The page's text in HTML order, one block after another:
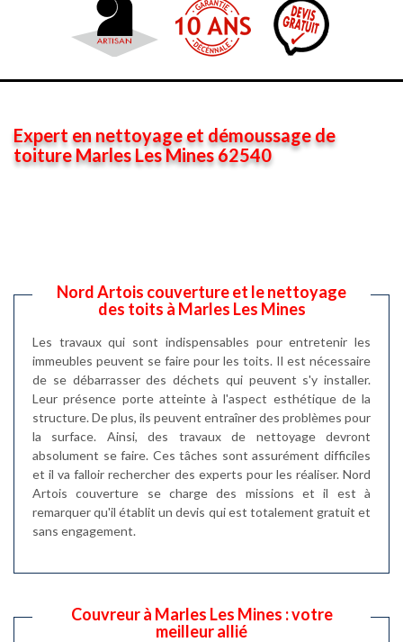
Expert en nettoyage et démoussage de
toiture Marles Les Mines 62540
Nord Artois couverture et le nettoyage
des toits à Marles Les Mines
Les travaux qui sont indispensables pour entretenir les
immeubles peuvent se faire pour les toits. Il est nécessaire
de se débarrasser des déchets qui peuvent s'y installer.
Leur présence porte atteinte à l'aspect esthétique de la
structure. De plus, ils peuvent entraîner des problèmes pour
la surface. Ainsi, des travaux de nettoyage devront
absolument se faire. Ces tâches sont assurément difficiles
et il va falloir rechercher des experts pour les réaliser. Nord
Artois couverture se charge des missions et il est à
remarquer qu'il établit un devis qui est totalement gratuit et
sans engagement.
Couvreur à Marles Les Mines : votre
meilleur allié